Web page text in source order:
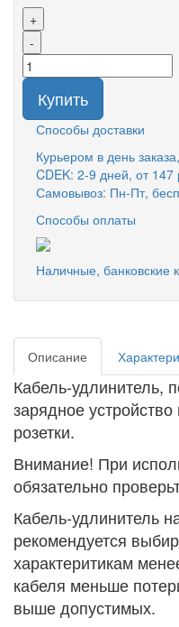
+
-
Купить
Способы доставки
Курьером в день
CDEK: 2-9 дней, от 147
Самовывоз: Пн-Пт,
Способы оплаты
Наличные, банковские
Описание
Кабель-удлинитель,
зарядное
розетки.
Внимание! При
обязательно
Кабель-удлинитель
рекомендуется
характеритикам
кабеля меньше
выше допустимых.